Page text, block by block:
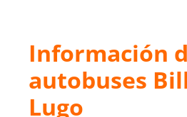
Información
autobuses
Lugo